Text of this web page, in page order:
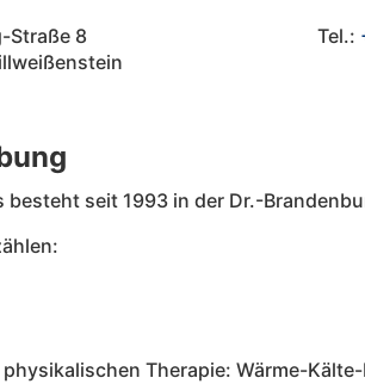
Straße 8
Tel.:
besteht seit 1993 in der Dr.-
Therapie: Wärme-